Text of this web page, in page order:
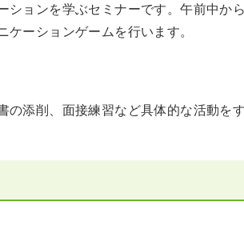
ションを学ぶセミナーです。午前中から
ーションゲームを行います。
の添削、面接練習など具体的な活動をす